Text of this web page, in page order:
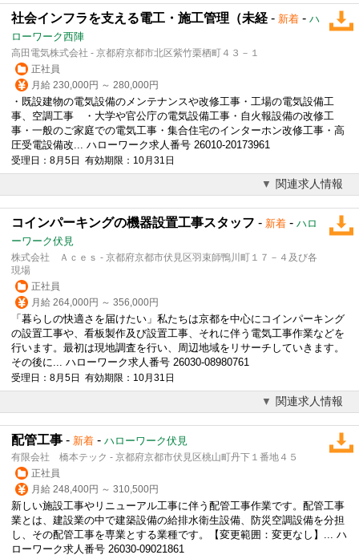
社会インフラを支える電工・施工管理（未経 - 新着 - ハ
ローワーク西陣
高田電気株式会社 - 京都府京都市北区紫竹栗栖町４３－１
正社員
月給 230,000円 ～ 280,000円
・既設建物の電気設備のメンテナンスや改修工事・工場の電気設備工
事、空調工事 ・大学や官公庁の電気設備工事・自火報設備の改修工
事・一般のご家庭での電気工事・集合住宅のインターホン改修工事・高
圧受電設備改... ハローワーク求人番号 26010-20173961
受理日：8月5日 有効期限：10月31日
関連求人情報
コインパーキングの機器設置工事スタッフ - 新着 - ハロ
ーワーク伏見
株式会社 Ａｃｅｓ - 京都府京都市伏見区羽束師鴨川町１７－４及び各
現場
正社員
月給 264,000円 ～ 356,000円
「暮らしの快適さを届けたい」私たちは京都を中心にコインパーキング
の設置工事や、看板製作及び設置工事、それに伴う電気工事作業などを
行います。最初は現地調査を行い、周辺地域をリサーチしていきます。
その後に... ハローワーク求人番号 26030-08980761
受理日：8月5日 有効期限：10月31日
関連求人情報
配管工事 - 新着 - ハローワーク伏見
有限会社 橋本テック - 京都府京都市伏見区桃山町丹下１番地４５
正社員
月給 248,400円 ～ 310,500円
新しい施設工事やリニューアル工事に伴う配管工事作業です。配管工事
業とは、建設業の中で建築設備の給排水衛生設備 、防災空調設備を分担
し、その配管工事を専業とする業種です。【変更範囲：変更なし】... ハ
ローワーク求人番号 26030-09021861